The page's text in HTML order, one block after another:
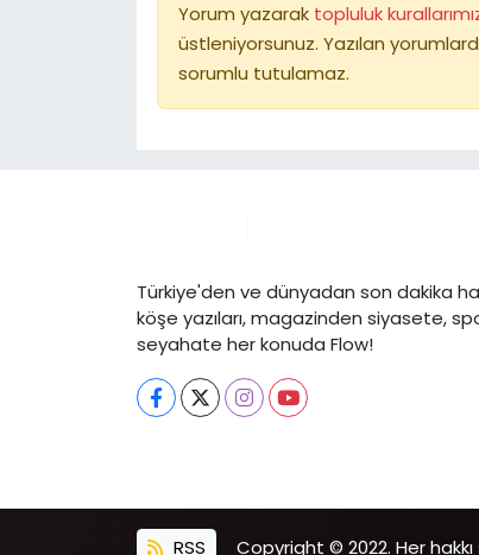
Yorum yazarak topluluk
üstleniyorsunuz. Yazılan
sorumlu tutulamaz.
Türkiye'den ve dünyadan son dakika
köşe yazıları, magazinden siyasete,
seyahate her konuda Flow!
RSS Copyright © 2022. Her hakkı